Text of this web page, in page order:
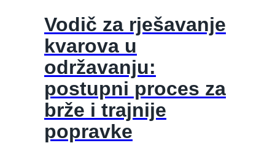
Vodič za rješavanje
kvarova u
održavanju:
postupni proces za
brže i trajnije
popravke